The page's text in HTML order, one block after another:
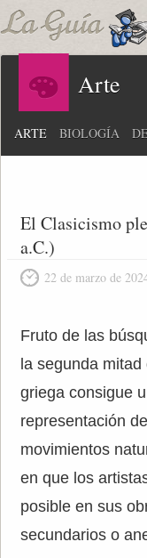
Arte
ARTE BIOLOGÍA
El Clasicismo
a.C.)
22 de marzo de
Fruto de las
la segunda
griega consigue
representación
movimientos
en que los
posible en sus
secundarios o